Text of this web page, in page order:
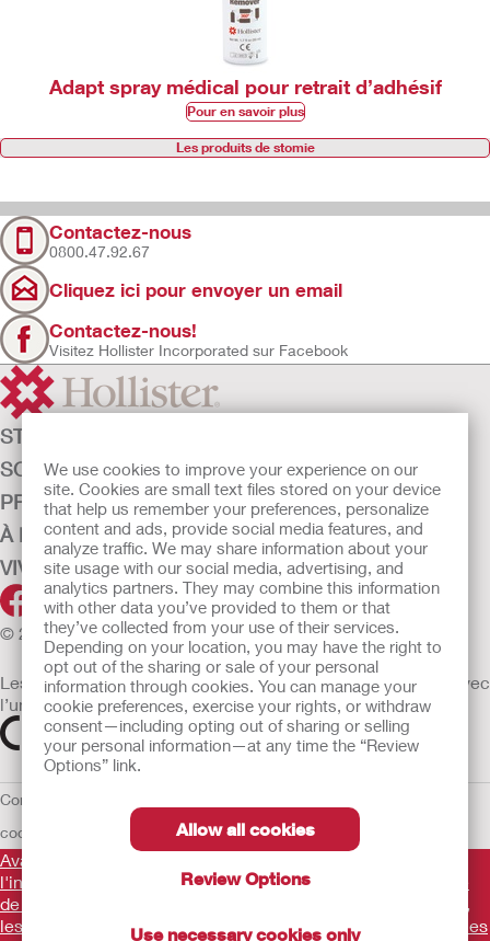
We use cookies to improve your experience on our
site. Cookies are small text files stored on your device
that help us remember your preferences, personalize
content and ads, provide social media features, and
analyze traffic. We may share information about your
site usage with our social media, advertising, and
analytics partners. They may combine this information
with other data you’ve provided to them or that
they’ve collected from your use of their services.
Depending on your location, you may have the right to
opt out of the sharing or sale of your personal
information through cookies. You can manage your
cookie preferences, exercise your rights, or withdraw
consent—including opting out of sharing or selling
your personal information—at any time the “Review
Options” link.
Allow all cookies
Review Options
Use necessary cookies only
Pour en savoir plus
Adapt spray médical pour retrait d’adhésif
Les produits de stomie
Contactez-nous
0800.47.92.67
Contactez-nous!
Visitez Hollister Incorporated sur Facebook
STOMATHÉRAPIE
SOINS DE LA CONTINENCE
PRODUITS
À PROPOS DE HOLLISTER
VIVRE+
© 2026 Hollister Incorporated
Les dispositifs médicaux vendus dans l’UE sont marqués avec
l’un des symboles suivants selon le besoin